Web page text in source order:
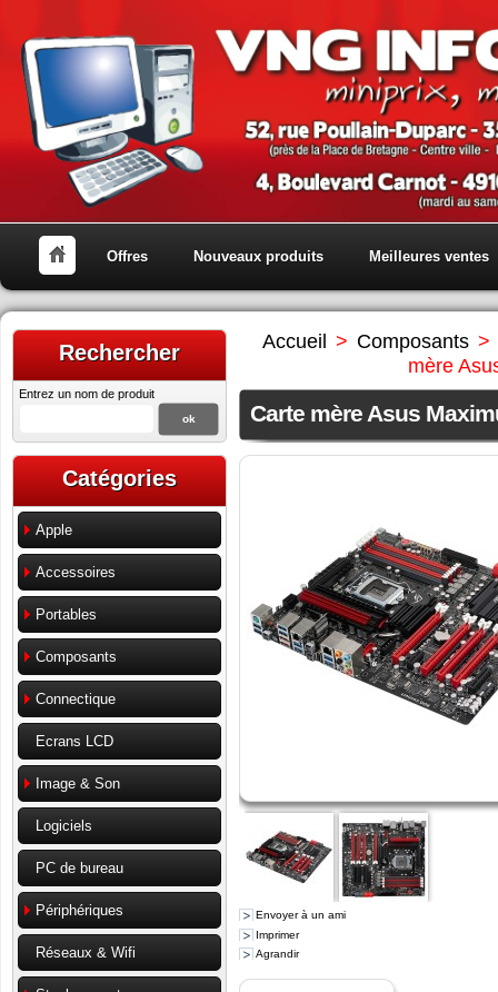
Offres Nouveaux produits Meilleures ventes
Rechercher
Entrez un nom de produit
Catégories
Apple
Accessoires
Portables
Composants
Connectique
Ecrans LCD
Image & Son
Logiciels
PC de bureau
Périphériques
Réseaux & Wifi
Accueil > Composants >
mère
Carte mère Asus
Envoyer à un ami
Imprimer
Agrandir